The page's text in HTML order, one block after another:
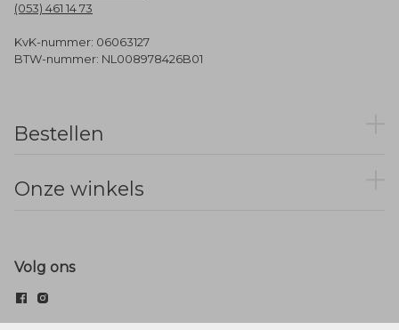
(053) 461 14 73
KvK-nummer: 06063127
BTW-nummer: NL008978426B01
Bestellen
Onze winkels
Volg ons